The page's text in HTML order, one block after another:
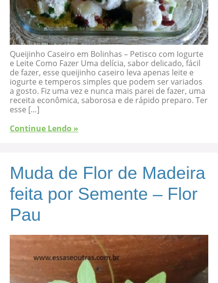
Queijinho Caseiro em Bolinhas – Petisco com Iogurte
e Leite Como Fazer Uma delícia, sabor delicado, fácil
de fazer, esse queijinho caseiro leva apenas leite e
iogurte e temperos simples que podem ser variados
a gosto. Fiz uma vez e nunca mais parei de fazer, uma
receita econômica, saborosa e de rápido preparo. Ter
esse […]
Continue Lendo »
Muda de Flor de Madeira
feita por Semente – Flor
Pau